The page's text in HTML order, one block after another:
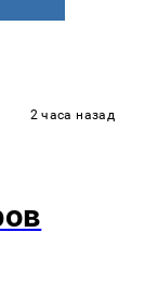
2 часа назад